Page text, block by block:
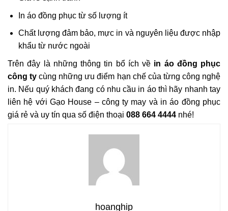
In áo đồng phục từ số lượng ít
Chất lượng đảm bảo, mực in và nguyên liệu được nhập
khẩu từ nước ngoài
Trên đây là những thông tin bổ ích về in áo đồng phục
công tycùng những ưu điểm hạn chế của từng công nghệ
in. Nếu quý khách đang có nhu cầu in áo thì hãy nhanh tay
liên hệ với Gạo House – công ty may và in áo đồng phục
giá rẻ và uy tín qua số điện thoại 088 664 4444 nhé!
hoanghip